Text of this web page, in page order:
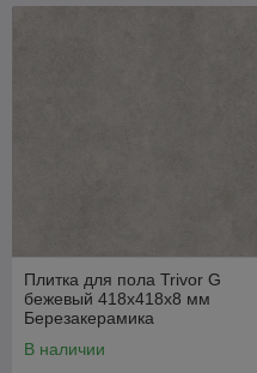
Плитка для пола Trivor G
бежевый 418х418x8 мм
Березакерамика
В наличии